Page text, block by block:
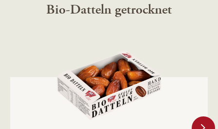
Bio-Datteln getrocknet